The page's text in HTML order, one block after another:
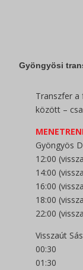
Gyöngyösi
Transzfer a
között –
Gyöngyös
12:00
14:00
16:00
18:00
22:00
Visszaút
00:30
01:30